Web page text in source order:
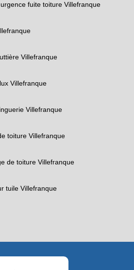
fuite toiture Villefranque
Villefranque
Villefranque
Villefranque
toiture Villefranque
de toiture Villefranque
tuile Villefranque